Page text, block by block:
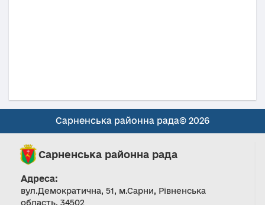
Сарненська районна рада© 2026
Сарненська районна рада
Адреса:
вул.Демократична, 51, м.Сарни, Рівненська
область, 34502